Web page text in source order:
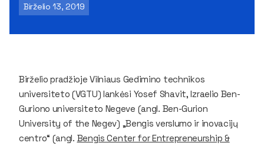
Birželio 13, 2019
Birželio pradžioje Vilniaus Gedimino technikos
universiteto (VGTU) lankėsi Yosef Shavit, Izraelio Ben-
Guriono universiteto Negeve (angl. Ben-Gurion
University of the Negev) „Bengis verslumo ir inovacijų
centro“ (angl. Bengis Center for Entrepreneurship &